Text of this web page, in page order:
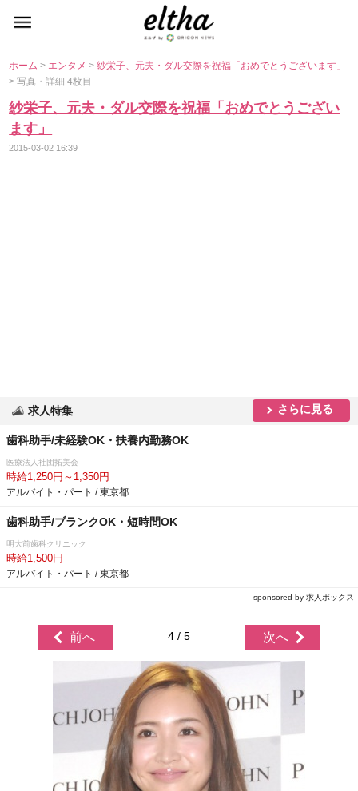
ホーム> エンタメ>紗栄子、元夫・ダル交際を祝福「おめでとうございます」
> 写真・詳細 4枚目
紗栄子、元夫・ダル交際を祝福「おめでとうござい
ます」
2015-03-02 16:39
求人特集 さらに見る
歯科助手/未経験OK・扶養内勤務OK
医療法人社団拓美会
時給1,250円～1,350円
アルバイト・パート / 東京都
歯科助手/ブランクOK・短時間OK
明大前歯科クリニック
時給1,500円
アルバイト・パート / 東京都
sponsored by 求人ボックス
前へ 4 / 5 次へ